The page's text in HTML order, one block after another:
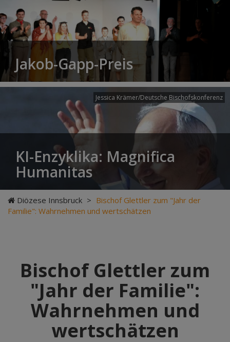
Jakob-Gapp-Preis
Jessica Krämer/Deutsche Bischofskonferenz
KI-Enzyklika: Magnifica
Humanitas
Diözese Innsbruck > Bischof Glettler zum "Jahr der
Familie": Wahrnehmen und wertschätzen
Bischof Glettler zum
"Jahr der Familie":
Wahrnehmen und
wertschätzen